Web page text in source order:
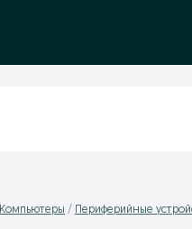
Компьютеры Периферийные